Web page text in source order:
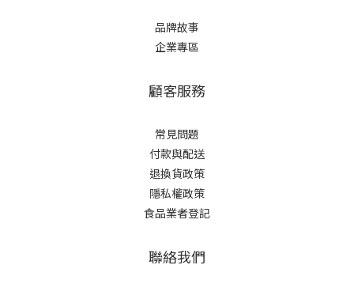
品牌故事
企業專區
顧客服務
常見問題
付款與配送
退換貨政策
隱私權政策
食品業者登記
聯絡我們